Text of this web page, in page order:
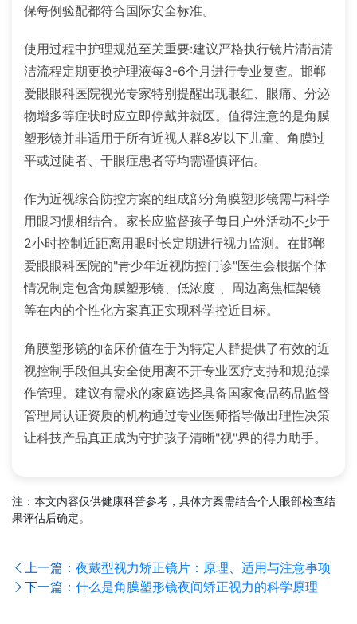
保每例验配都符合国际安全标准。
使用过程中护理规范至关重要:建议严格执行镜片清洁清
洁流程定期更换护理液每3-6个月进行专业复查。邯郸
爱眼眼科医院视光专家特别提醒出现眼红、眼痛、分泌
物增多等症状时应立即停戴并就医。值得注意的是角膜
塑形镜并非适用于所有近视人群8岁以下儿童、角膜过
平或过陡者、干眼症患者等均需谨慎评估。
作为近视综合防控方案的组成部分角膜塑形镜需与科学
用眼习惯相结合。家长应监督孩子每日户外活动不少于
2小时控制近距离用眼时长定期进行视力监测。在邯郸
爱眼眼科医院的"青少年近视防控门诊"医生会根据个体
情况制定包含角膜塑形镜、低浓度 、周边离焦框架镜
等在内的个性化方案真正实现科学控近目标。
角膜塑形镜的临床价值在于为特定人群提供了有效的近
视控制手段但其安全使用离不开专业医疗支持和规范操
作管理。建议有需求的家庭选择具备国家食品药品监督
管理局认证资质的机构通过专业医师指导做出理性决策
让科技产品真正成为守护孩子清晰"视"界的得力助手。
注：本文内容仅供健康科普参考，具体方案需结合个人眼部检查结
果评估后确定。
上一篇： 夜戴型视力矫正镜片：原理、适用与注意事项
下一篇： 什么是角膜塑形镜夜间矫正视力的科学原理